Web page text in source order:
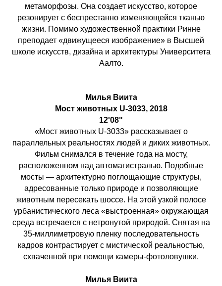
метаморфозы. Она создает искусство, которое
резонирует с беспрестанно изменяющейся тканью
жизни. Помимо художественной практики Ринне
преподает «движущееся изображение» в Высшей
школе искусств, дизайна и архитектуры Университета
Аалто.
Милья Виита
Мост животных U-3033, 2018
12'08"
«Мост животных U-3033» рассказывает о
параллельных реальностях людей и диких животных.
Фильм снимался в течение года на мосту,
расположенном над автомагистралью. Подобные
мосты — архитектурно поглощающие структуры,
адресованные только природе и позволяющие
животным пересекать шоссе. На этой узкой полосе
урбанистического леса «выстроенная» окружающая
среда встречается с нетронутой природой. Снятая на
35-миллиметровую пленку последовательность
кадров контрастирует с мистической реальностью,
схваченной при помощи камеры-фотоловушки.
Милья Виита